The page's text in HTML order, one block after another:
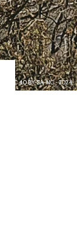
- CC 4.0 BY-SA-NC - 2024.